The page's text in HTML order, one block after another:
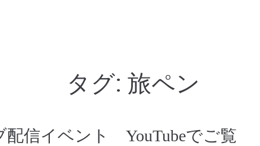
タグ: 旅ペン
信イベント YouTubeでご覧